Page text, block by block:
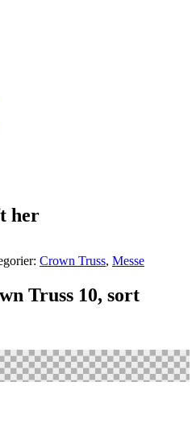
her
Crown Truss, Messe
Truss 10, sort